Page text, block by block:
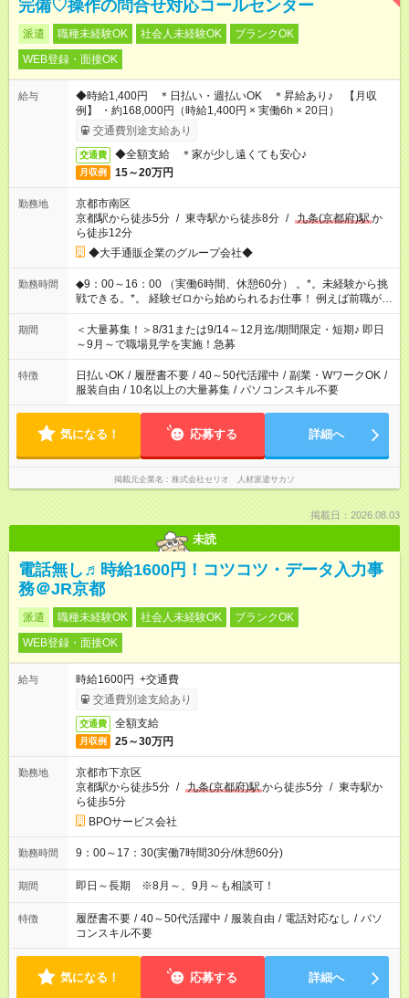
完備♡操作の問合せ対応コールセンター
派遣 職種未経験OK 社会人未経験OK
ブランクOK
WEB登録・面接OK
給与
◆時給1,400円 ＊日払い・週払いOK ＊昇給あり♪ 【月収
例】 ・約168,000円（時給1,400円 × 実働6h × 20日）
交通費別途支給あり
交通費 ◆全額支給 ＊家が少し遠くても安心♪
月収例 15～20万円
勤務地
京都市南区
京都駅から徒歩5分 / 東寺駅から徒歩8分 / 九条(京都府)駅か
ら徒歩12分
◆大手通販企業のグループ会社◆
勤務時間
◆9：00～16：00 （実働6時間、休憩60分） 。*。未経験から挑
戦できる。*。 経験ゼロから始められるお仕事！ 例えば前職が、
在宅/財団法人/事務/コールセンター/受付/販売/カフェスタッフ ス
イーツ販売/ホテルフロント/化粧品販売/など 未経験の方たちが
活躍中♪
期間
＜大量募集！＞8/31または9/14～12月迄/期間限定・短期♪ 即日
～9月～で職場見学を実施！急募
特徴 日払いOK / 履歴書不要 / 40～50代活躍中 / 副業・WワークOK /
服装自由 / 10名以上の大量募集 / パソコンスキル不要
気になる！ 応募する 詳細へ
掲載元企業名 株式会社セリオ 人材派遣サカソ
掲載日：2026.08.03
未読
電話無し♬時給1600円！コツコツ・データ入力事
務＠JR京都
派遣 職種未経験OK 社会人未経験OK
ブランクOK
WEB登録・面接OK
給与
時給1600円 +交通費
交通費別途支給あり
交通費 全額支給
月収例 25～30万円
勤務地
京都市下京区
京都駅から徒歩5分 / 九条(京都府)駅から徒歩5分 / 東寺駅か
ら徒歩5分
BPOサービス会社
勤務時間 9：00～17：30(実働7時間30分/休憩60分)
期間 即日～長期 ※8月～、9月～も相談可！
特徴 履歴書不要 / 40～50代活躍中 / 服装自由 / 電話対応なし / パソ
コンスキル不要
気になる！ 応募する 詳細へ